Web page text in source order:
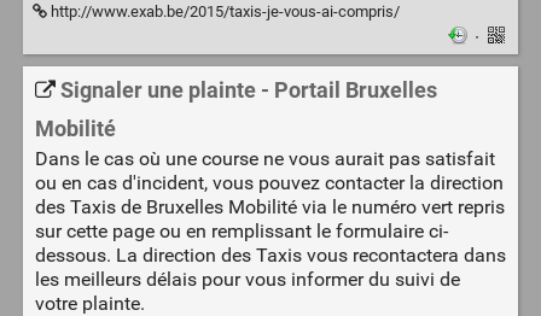
http://www.exab.be/2015/taxis-je-vous-ai-compris/
·
Signaler une plainte - Portail Bruxelles
Mobilité
Dans le cas où une course ne vous aurait pas satisfait
ou en cas d'incident, vous pouvez contacter la direction
des Taxis de Bruxelles Mobilité via le numéro vert repris
sur cette page ou en remplissant le formulaire ci-
dessous. La direction des Taxis vous recontactera dans
les meilleurs délais pour vous informer du suivi de
votre plainte.